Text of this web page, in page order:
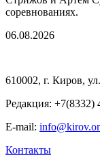
соревнованиях.
06.08.2026
610002, г. Киров,
Редакция: +7(8332)
E-mail:
Контакты